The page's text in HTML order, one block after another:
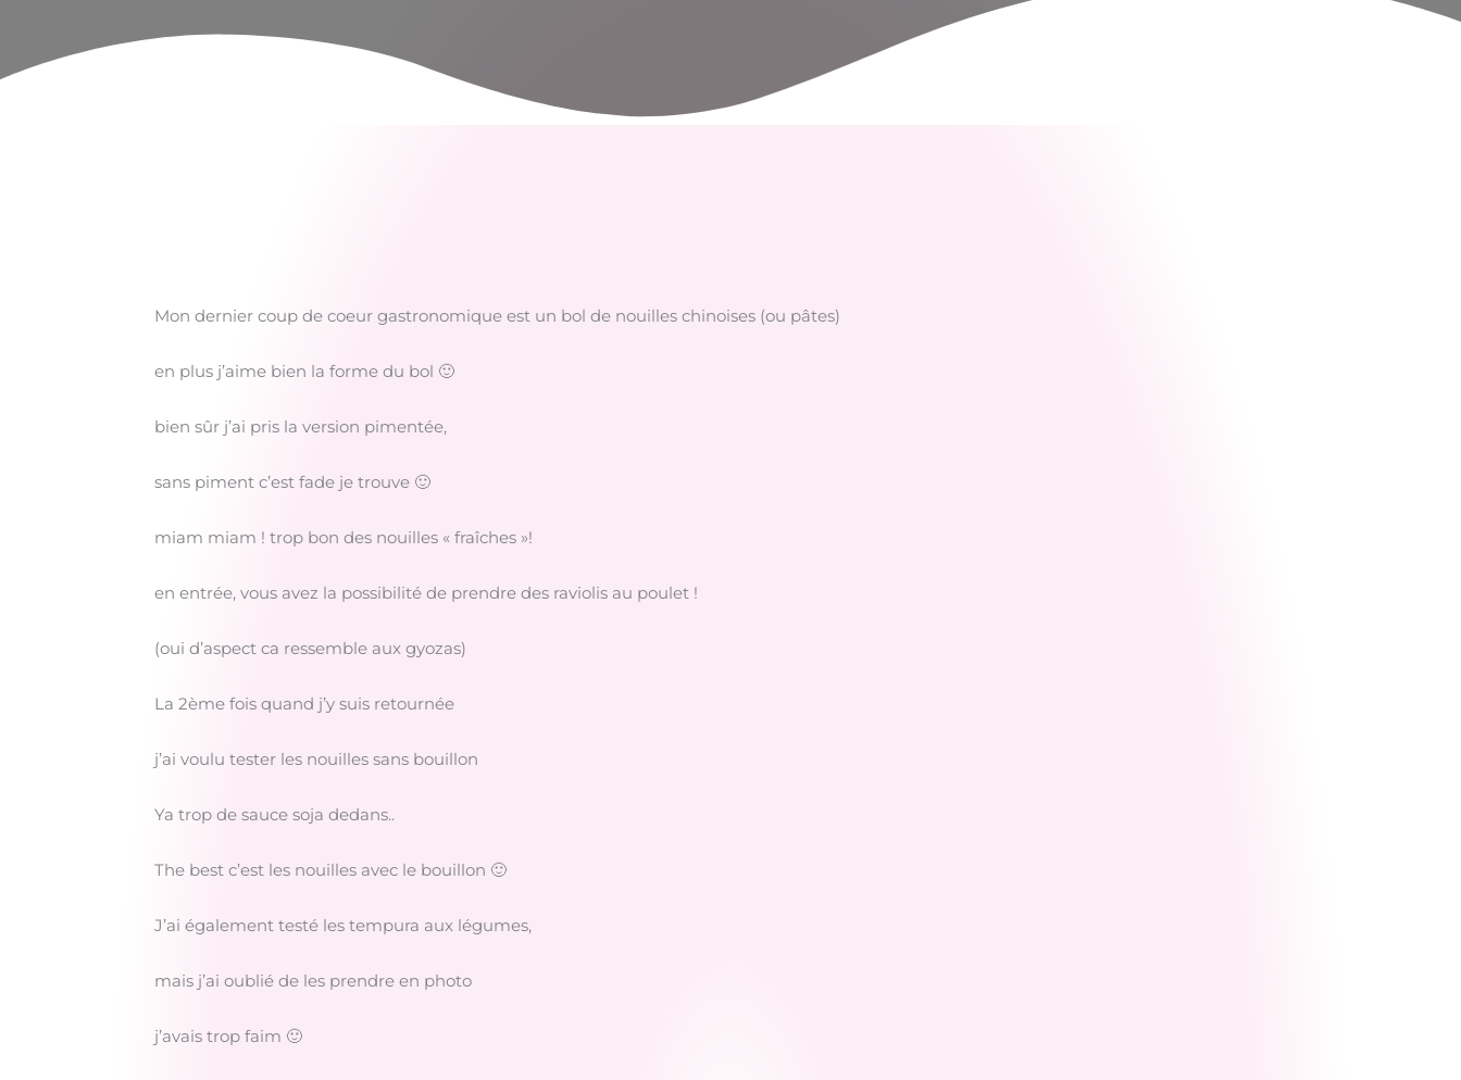
Mon dernier coup de coeur gastronomique est un bol de nouilles chinoises (ou pâtes)
en plus j’aime bien la forme du bol 🙂
bien sûr j’ai pris la version pimentée,
sans piment c’est fade je trouve 🙂
miam miam ! trop bon des nouilles « fraîches »!
en entrée, vous avez la possibilité de prendre des raviolis au poulet !
(oui d’aspect ca ressemble aux gyozas)
La 2ème fois quand j’y suis retournée
j’ai voulu tester les nouilles sans bouillon
Ya trop de sauce soja dedans..
The best c’est les nouilles avec le bouillon 🙂
J’ai également testé les tempura aux légumes,
mais j’ai oublié de les prendre en photo
j’avais trop faim 🙂